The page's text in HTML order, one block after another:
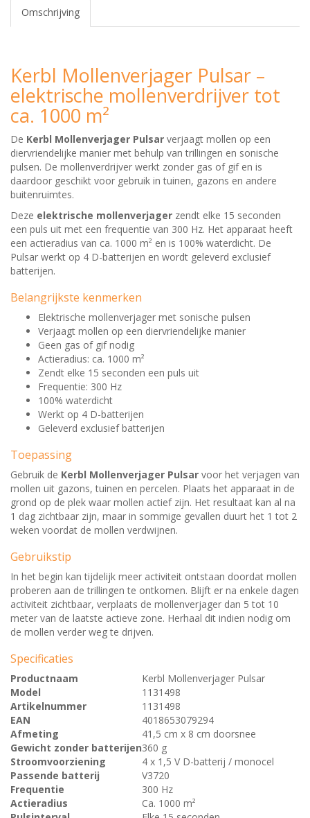
Omschrijving
Kerbl Mollenverjager Pulsar –
elektrische mollenverdrijver tot
ca. 1000 m²
De Kerbl Mollenverjager Pulsar verjaagt mollen op een
diervriendelijke manier met behulp van trillingen en sonische
pulsen. De mollenverdrijver werkt zonder gas of gif en is
daardoor geschikt voor gebruik in tuinen, gazons en andere
buitenruimtes.
Deze elektrische mollenverjager zendt elke 15 seconden
een puls uit met een frequentie van 300 Hz. Het apparaat heeft
een actieradius van ca. 1000 m² en is 100% waterdicht. De
Pulsar werkt op 4 D-batterijen en wordt geleverd exclusief
batterijen.
Belangrijkste kenmerken
Elektrische mollenverjager met sonische pulsen
Verjaagt mollen op een diervriendelijke manier
Geen gas of gif nodig
Actieradius: ca. 1000 m²
Zendt elke 15 seconden een puls uit
Frequentie: 300 Hz
100% waterdicht
Werkt op 4 D-batterijen
Geleverd exclusief batterijen
Toepassing
Gebruik de Kerbl Mollenverjager Pulsar voor het verjagen van
mollen uit gazons, tuinen en percelen. Plaats het apparaat in de
grond op de plek waar mollen actief zijn. Het resultaat kan al na
1 dag zichtbaar zijn, maar in sommige gevallen duurt het 1 tot 2
weken voordat de mollen verdwijnen.
Gebruikstip
In het begin kan tijdelijk meer activiteit ontstaan doordat mollen
proberen aan de trillingen te ontkomen. Blijft er na enkele dagen
activiteit zichtbaar, verplaats de mollenverjager dan 5 tot 10
meter van de laatste actieve zone. Herhaal dit indien nodig om
de mollen verder weg te drijven.
Specificaties
Productnaam
Kerbl Mollenverjager Pulsar
Model
1131498
Artikelnummer
1131498
EAN
4018653079294
Afmeting
41,5 cm x 8 cm doorsnee
Gewicht zonder batterijen360 g
Stroomvoorziening
4 x 1,5 V D-batterij / monocel
Passende batterij
V3720
Frequentie
300 Hz
Actieradius
Ca. 1000 m²